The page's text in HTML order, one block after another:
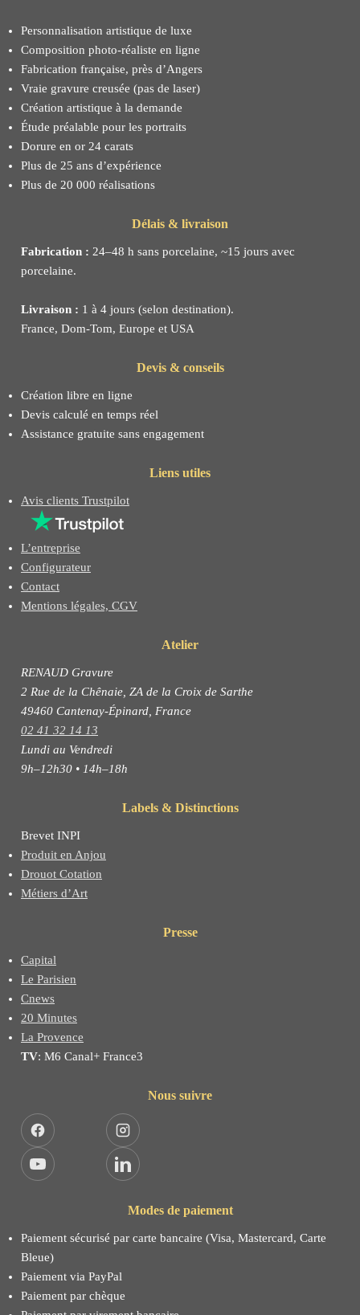
Personnalisation artistique de luxe
Composition photo-réaliste en ligne
Fabrication française, près d’Angers
Vraie gravure creusée (pas de laser)
Création artistique à la demande
Étude préalable pour les portraits
Dorure en or 24 carats
Plus de 25 ans d’expérience
Plus de 20 000 réalisations
Délais & livraison
Fabrication : 24–48 h sans porcelaine, ~15 jours avec
porcelaine.
Livraison : 1 à 4 jours (selon destination).
France, Dom-Tom, Europe et USA
Devis & conseils
Création libre en ligne
Devis calculé en temps réel
Assistance gratuite sans engagement
Liens utiles
Avis clients Trustpilot
L’entreprise
Configurateur
Contact
Mentions légales, CGV
Atelier
RENAUD Gravure
2 Rue de la Chênaie, ZA de la Croix de Sarthe
49460 Cantenay-Épinard, France
02 41 32 14 13
Lundi au Vendredi
9h–12h30 • 14h–18h
Labels & Distinctions
Brevet INPI
Produit en Anjou
Drouot Cotation
Métiers d’Art
Presse
Capital
Le Parisien
Cnews
20 Minutes
La Provence
TV: M6 Canal+ France3
Nous suivre
Facebook Instagram
YouTube LinkedIn
Modes de paiement
Paiement sécurisé par carte bancaire (Visa, Mastercard, Carte
Bleue)
Paiement via PayPal
Paiement par chèque